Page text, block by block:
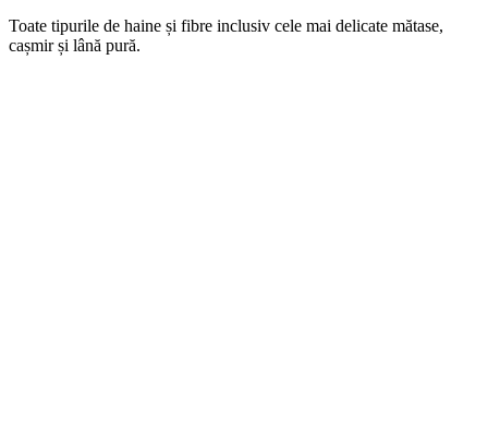
Toate tipurile de haine și fibre inclusiv cele mai delicate mătase,
cașmir și lână pură.